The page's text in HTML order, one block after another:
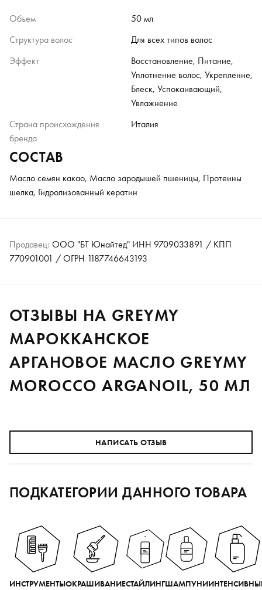
Объем
50 мл
Структура волос
Для всех типов волос
Эффект
Восстановление, Питание,
Уплотнение волос, Укрепление,
Блеск, Успокаивающий,
Увлажнение
Страна происхождения
бренда
Италия
СОСТАВ
Масло семян какао, Масло зародышей пшеницы, Протеины
шелка, Гидролизованный кератин
Продавец: ООО "БТ Юнайтед" ИНН 9709033891 / КПП
770901001 / ОГРН 1187746643193
ОТЗЫВЫ НА GREYMY
МАРОККАНСКОЕ
АРГАНОВОЕ МАСЛО GREYMY
MOROCCO ARGANOIL, 50 МЛ
НАПИСАТЬ ОТЗЫВ
ПОДКАТЕГОРИИ ДАННОГО ТОВАРА
ИНСТРУМЕНТЫОКРАШИВАНИЕСТАЙЛИНГШАМПУНИ